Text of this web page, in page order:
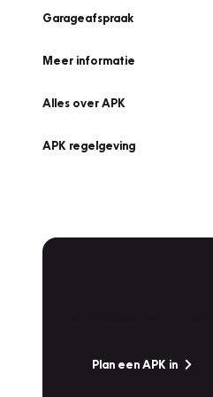
Garageafspraak
Meer informatie
Alles over APK
APK regelgeving
Plan een APK in